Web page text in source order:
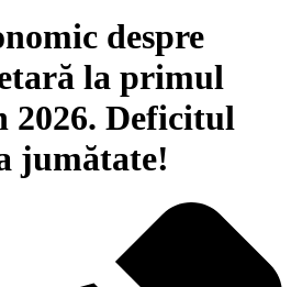
despre
la primul
Deficitul
jumătate!